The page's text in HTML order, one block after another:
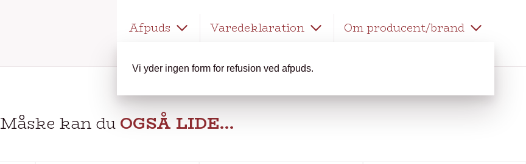
Afpuds Varedeklaration Om producent/brand
Vi yder ingen form for refusion ved afpuds.
Måske kan du OGSÅ LIDE…